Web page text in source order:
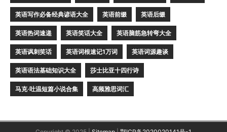
英语写作必备经典谚语大全 英语前缀 英语后缀
英语热词速递 英语笑话大全 英语脑筋急转弯大全
英语讽刺笑话 英语词根速记1万词 英语词源趣谈
英语语法基础知识大全 莎士比亚十四行诗
马克·吐温短篇小说合集 高频雅思词汇